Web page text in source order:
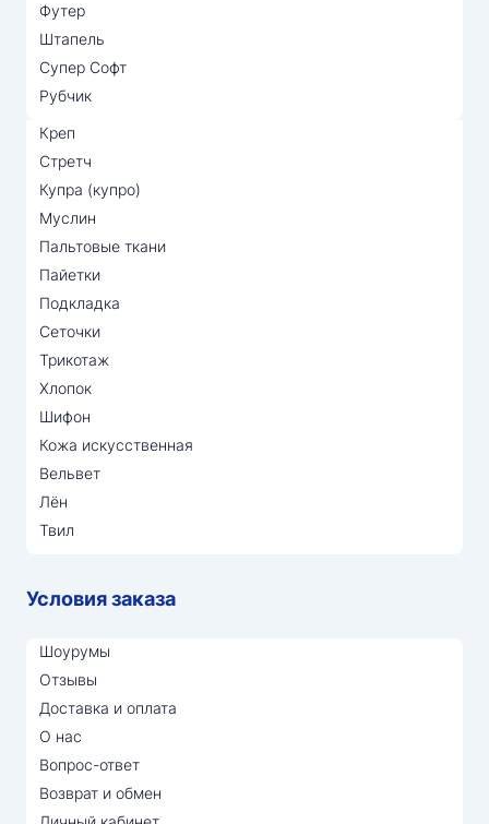
Футер
Штапель
Супер Софт
Рубчик
Креп
Стретч
Купра (купро)
Муслин
Пальтовые ткани
Пайетки
Подкладка
Сеточки
Трикотаж
Хлопок
Шифон
Кожа искусственная
Вельвет
Лён
Твил
Условия заказа
Шоурумы
Отзывы
Доставка и оплата
О нас
Вопрос-ответ
Возврат и обмен